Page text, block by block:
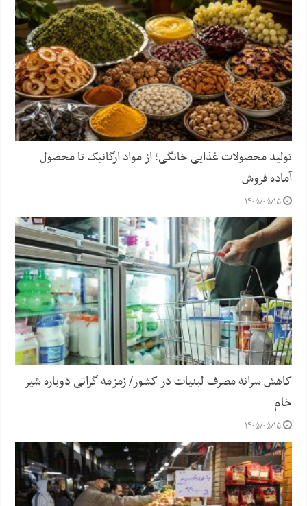
تولید محصولات غذایی خانگی؛ از مواد ارگانیک تا محصول
آماده فروش
۱۴۰۵/۰۵/۱۵
کاهش سرانه مصرف لبنیات در کشور/ زمزمه گرانی دوباره شیر
خام
۱۴۰۵/۰۵/۱۵